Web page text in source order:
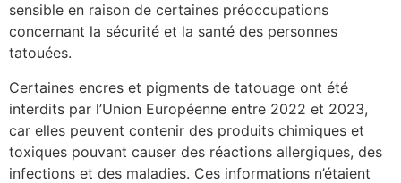
sensible en raison de certaines préoccupations
concernant la sécurité et la santé des personnes
tatouées.
Certaines encres et pigments de tatouage ont été
interdits par l’Union Européenne entre 2022 et 2023,
car elles peuvent contenir des produits chimiques et
toxiques pouvant causer des réactions allergiques, des
infections et des maladies. Ces informations n’étaient